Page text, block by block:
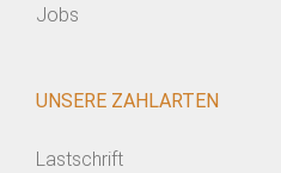
Jobs
UNSERE ZAHLARTEN
Lastschrift